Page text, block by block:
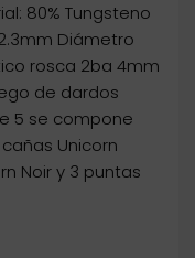
80% Tungsteno
Diámetro
rosca 2ba 4mm
de dardos
5 se compone
Unicorn
Noir y 3 puntas